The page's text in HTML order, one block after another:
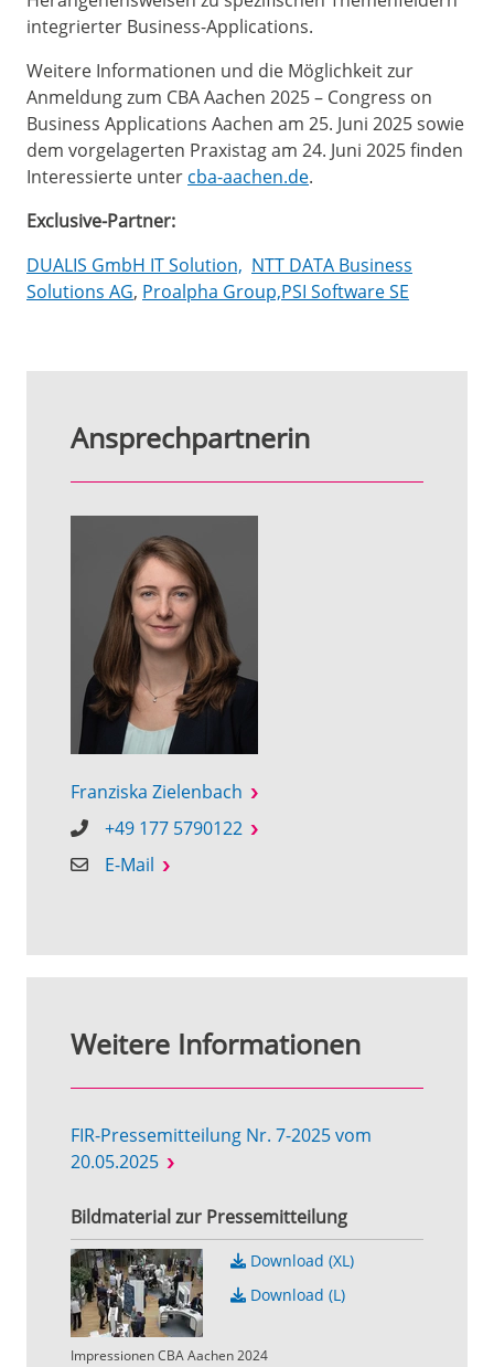
integrierter Business-Applications.
Weitere Informationen und die Möglichkeit zur
Anmeldung zum CBA Aachen 2025 – Congress on
Business Applications Aachen am 25. Juni 2025 sowie
dem vorgelagerten Praxistag am 24. Juni 2025 finden
Interessierte unter cba-aachen.de.
Exclusive-Partner:
DUALIS GmbH IT Solution, NTT DATA Business
Solutions AG, Proalpha Group,PSI Software SE
Ansprechpartnerin
Franziska Zielenbach
+49 177 5790122
E-Mail
Weitere Informationen
FIR-Pressemitteilung Nr. 7-2025 vom
20.05.2025
Bildmaterial zur Pressemitteilung
Download (XL)
Download (L)
Impressionen CBA Aachen 2024